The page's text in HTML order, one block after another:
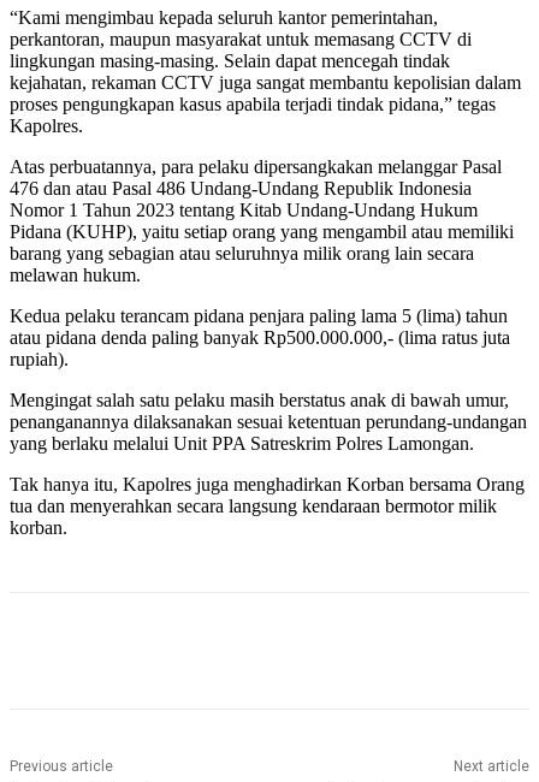
“Kami mengimbau kepada seluruh kantor pemerintahan,
perkantoran, maupun masyarakat untuk memasang CCTV di
lingkungan masing-masing. Selain dapat mencegah tindak
kejahatan, rekaman CCTV juga sangat membantu kepolisian dalam
proses pengungkapan kasus apabila terjadi tindak pidana,” tegas
Kapolres.
Atas perbuatannya, para pelaku dipersangkakan melanggar Pasal
476 dan atau Pasal 486 Undang-Undang Republik Indonesia
Nomor 1 Tahun 2023 tentang Kitab Undang-Undang Hukum
Pidana (KUHP), yaitu setiap orang yang mengambil atau memiliki
barang yang sebagian atau seluruhnya milik orang lain secara
melawan hukum.
Kedua pelaku terancam pidana penjara paling lama 5 (lima) tahun
atau pidana denda paling banyak Rp500.000.000,- (lima ratus juta
rupiah).
Mengingat salah satu pelaku masih berstatus anak di bawah umur,
penanganannya dilaksanakan sesuai ketentuan perundang-undangan
yang berlaku melalui Unit PPA Satreskrim Polres Lamongan.
Tak hanya itu, Kapolres juga menghadirkan Korban bersama Orang
tua dan menyerahkan secara langsung kendaraan bermotor milik
korban.
Previous article Next article